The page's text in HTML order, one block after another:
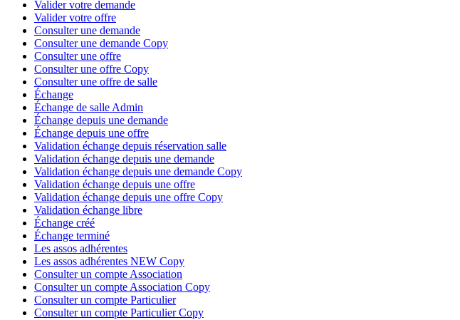
Valider votre demande
Valider votre offre
Consulter une demande
Consulter une demande Copy
Consulter une offre
Consulter une offre Copy
Consulter une offre de salle
Échange
Échange de salle Admin
Échange depuis une demande
Échange depuis une offre
Validation échange depuis réservation salle
Validation échange depuis une demande
Validation échange depuis une demande Copy
Validation échange depuis une offre
Validation échange depuis une offre Copy
Validation échange libre
Échange créé
Échange terminé
Les assos adhérentes
Les assos adhérentes NEW Copy
Consulter un compte Association
Consulter un compte Association Copy
Consulter un compte Particulier
Consulter un compte Particulier Copy